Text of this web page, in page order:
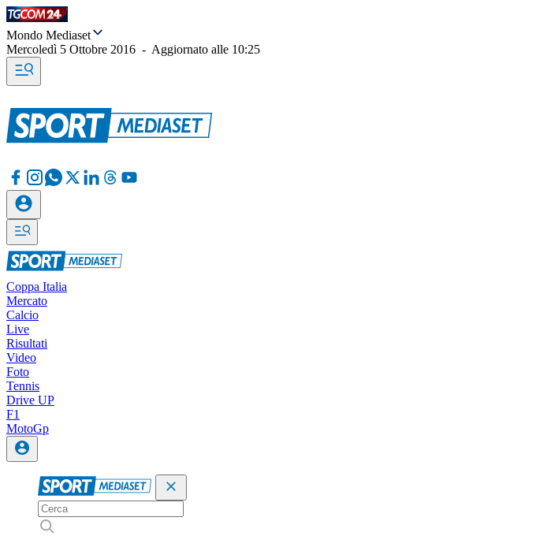
Mondo Mediaset
Mercoledì 5 Ottobre 2016 - Aggiornato alle 10:25
Coppa Italia
Mercato
Calcio
Live
Risultati
Video
Foto
Tennis
Drive UP
F1
MotoGp